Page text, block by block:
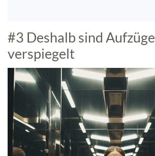
#3 Deshalb sind Aufzüge
verspiegelt